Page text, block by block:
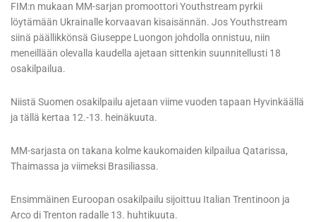
FIM:n mukaan MM-sarjan promoottori Youthstream pyrkii
löytämään Ukrainalle korvaavan kisaisännän. Jos Youthstream
siinä päällikkönsä Giuseppe Luongon johdolla onnistuu, niin
meneillään olevalla kaudella ajetaan sittenkin suunnitellusti 18
osakilpailua.
Niistä Suomen osakilpailu ajetaan viime vuoden tapaan Hyvinkäällä
ja tällä kertaa 12.-13. heinäkuuta.
MM-sarjasta on takana kolme kaukomaiden kilpailua Qatarissa,
Thaimassa ja viimeksi Brasiliassa.
Ensimmäinen Euroopan osakilpailu sijoittuu Italian Trentinoon ja
Arco di Trenton radalle 13. huhtikuuta.